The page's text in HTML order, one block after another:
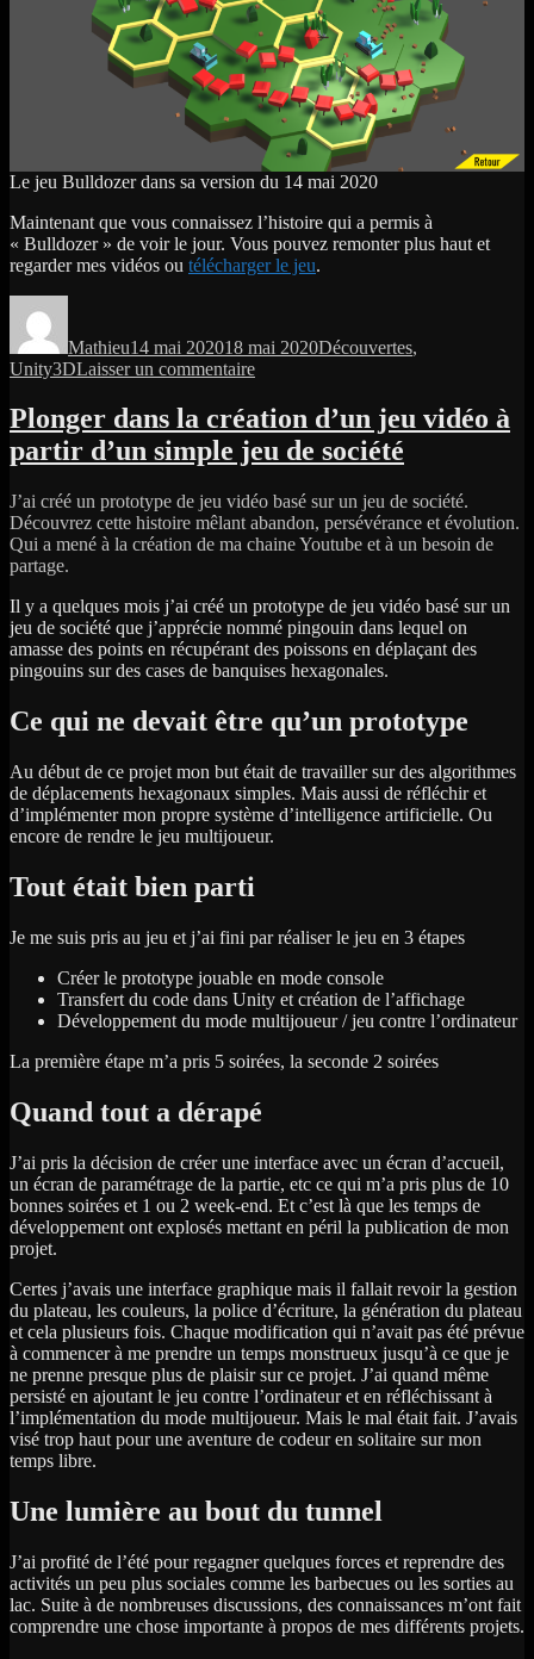
Le jeu Bulldozer dans sa version du 14 mai 2020
Maintenant que vous connaissez l’histoire qui a permis à
« Bulldozer » de voir le jour. Vous pouvez remonter plus haut et
regarder mes vidéos ou télécharger le jeu.
Mathieu14 mai 202018 mai 2020Découvertes,
Unity3DLaisser un commentairesur
de
Bulldozer
:
jeu
pour
Android
Unity
Plonger dans la création d’un jeu vidéo à
partir d’un simple jeu de société
J’ai créé un prototype de jeu vidéo basé sur un jeu de société.
Découvrez cette histoire mêlant abandon, persévérance et évolution.
Qui a mené à la création de ma chaine Youtube et à un besoin de
partage.
Il y a quelques mois j’ai créé un prototype de jeu vidéo basé sur un
jeu de société que j’apprécie nommé pingouin dans lequel on
amasse des points en récupérant des poissons en déplaçant des
pingouins sur des cases de banquises hexagonales.
Ce qui ne devait être qu’un prototype
Au début de ce projet mon but était de travailler sur des algorithmes
de déplacements hexagonaux simples. Mais aussi de réfléchir et
d’implémenter mon propre système d’intelligence artificielle. Ou
encore de rendre le jeu multijoueur.
Tout était bien parti
Je me suis pris au jeu et j’ai fini par réaliser le jeu en 3 étapes
Créer le prototype jouable en mode console
Transfert du code dans Unity et création de l’affichage
Développement du mode multijoueur / jeu contre l’ordinateur
La première étape m’a pris 5 soirées, la seconde 2 soirées
Quand tout a dérapé
J’ai pris la décision de créer une interface avec un écran d’accueil,
un écran de paramétrage de la partie, etc ce qui m’a pris plus de 10
bonnes soirées et 1 ou 2 week-end. Et c’est là que les temps de
développement ont explosés mettant en péril la publication de mon
projet.
Certes j’avais une interface graphique mais il fallait revoir la gestion
du plateau, les couleurs, la police d’écriture, la génération du plateau
et cela plusieurs fois. Chaque modification qui n’avait pas été prévue
à commencer à me prendre un temps monstrueux jusqu’à ce que je
ne prenne presque plus de plaisir sur ce projet. J’ai quand même
persisté en ajoutant le jeu contre l’ordinateur et en réfléchissant à
l’implémentation du mode multijoueur. Mais le mal était fait. J’avais
visé trop haut pour une aventure de codeur en solitaire sur mon
temps libre.
Une lumière au bout du tunnel
J’ai profité de l’été pour regagner quelques forces et reprendre des
activités un peu plus sociales comme les barbecues ou les sorties au
lac. Suite à de nombreuses discussions, des connaissances m’ont fait
comprendre une chose importante à propos de mes différents projets.